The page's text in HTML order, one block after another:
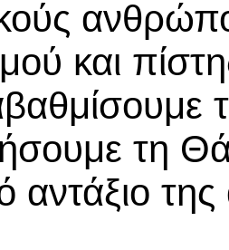
και
τη
αντάξιο